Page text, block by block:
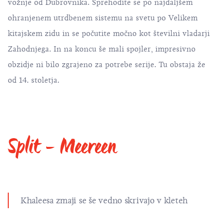
vožnje od Dubrovnika. Sprehodite se po najdaljšem
ohranjenem utrdbenem sistemu na svetu po Velikem
kitajskem zidu in se počutite močno kot številni vladarji
Zahodnjega. In na koncu še mali spojler, impresivno
obzidje ni bilo zgrajeno za potrebe serije. Tu obstaja že
od 14. stoletja.
Split - Meereen
Khaleesa zmaji se še vedno skrivajo v kleteh